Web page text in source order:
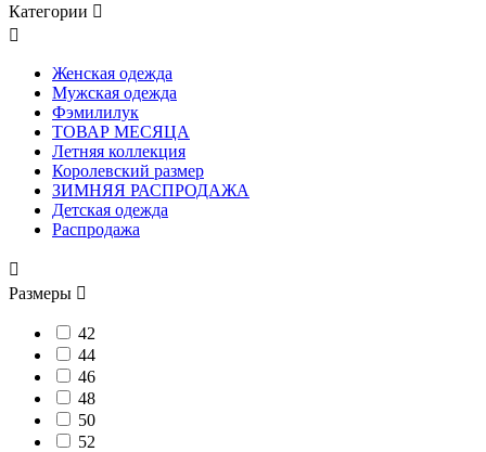
Категории 

Женская одежда
Мужская одежда
Фэмилилук
ТОВАР МЕСЯЦА
Летняя коллекция
Королевский размер
ЗИМНЯЯ РАСПРОДАЖА
Детская одежда
Распродажа

Размеры 
42
44
46
48
50
52